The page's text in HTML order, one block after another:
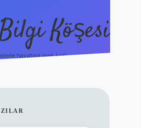
Köşesi
hayatına renk kat!
hiltonbet güncel giriş